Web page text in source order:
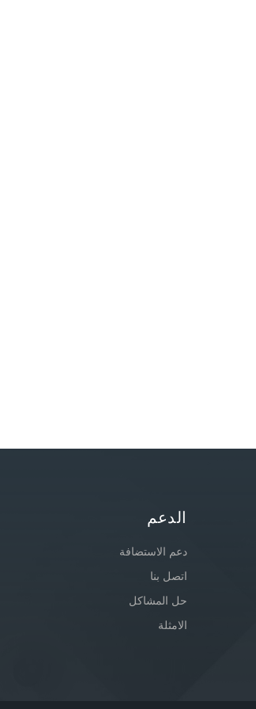
الدعم
دعم الاستضافة
اتصل بنا
حل المشاكل
الامثلة